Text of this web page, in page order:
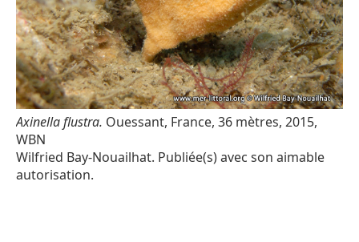
Axinella flustra. Ouessant, France, 36 mètres, 2015,
WBN
Wilfried Bay-Nouailhat. Publiée(s) avec son aimable
autorisation.